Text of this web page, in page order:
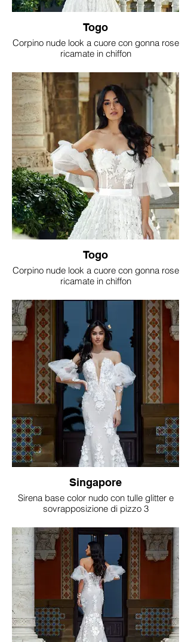
Togo
Corpino nude look a cuore con gonna rose
ricamate in chiffon
Togo
Corpino nude look a cuore con gonna rose
ricamate in chiffon
Singapore
Sirena base color nudo con tulle glitter e
sovrapposizione di pizzo 3